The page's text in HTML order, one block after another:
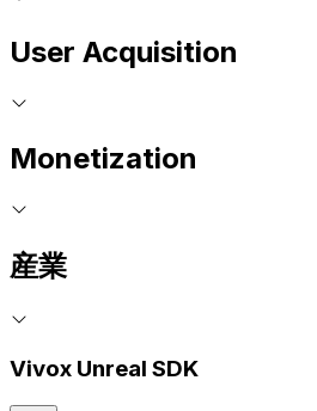
User Acquisition
Monetization
産業
Vivox Unreal SDK